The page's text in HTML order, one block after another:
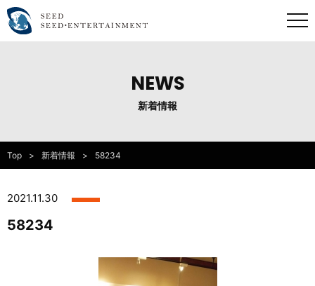
NEWS
新着情報
Top 新着情報 58234
2021.11.30
58234